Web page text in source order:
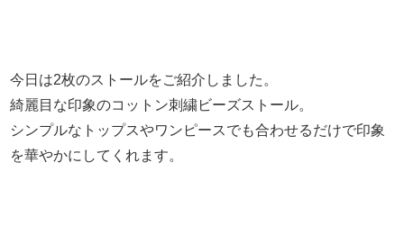
今日は2枚のストールをご紹介しました。
綺麗目な印象のコットン刺繍ビーズストール。
シンプルなトップスやワンピースでも合わせるだけで印象
を華やかにしてくれます。